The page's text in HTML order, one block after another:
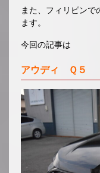
また、フィリピン
ます。
今回の記事は
アウディ Ｑ５